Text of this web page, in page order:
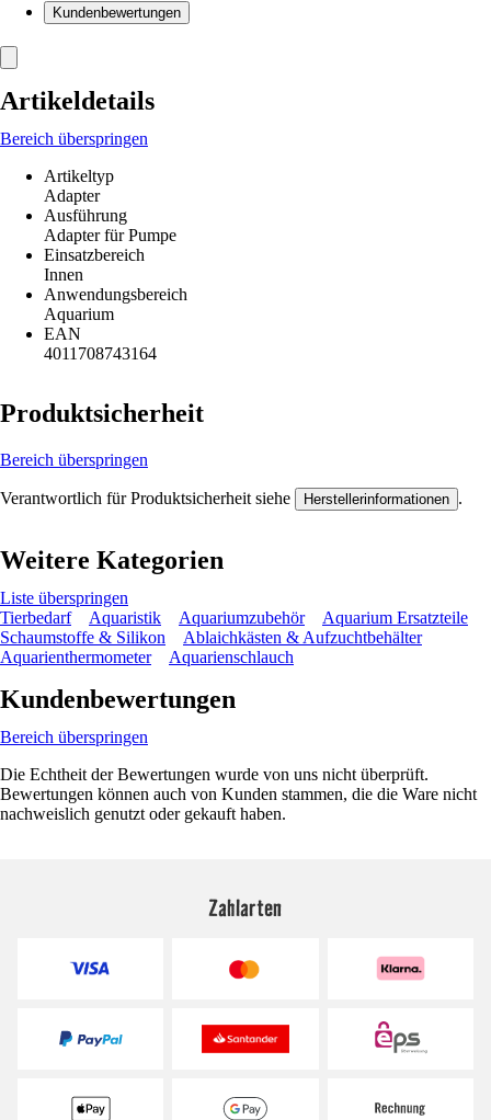
Kundenbewertungen
Artikeldetails
Bereich überspringen
Artikeltyp
Adapter
Ausführung
Adapter für Pumpe
Einsatzbereich
Innen
Anwendungsbereich
Aquarium
EAN
4011708743164
Produktsicherheit
Bereich überspringen
Verantwortlich für Produktsicherheit siehe Herstellerinformationen .
Weitere Kategorien
Liste überspringen
Tierbedarf
Aquaristik Aquariumzubehör
Aquarium Ersatzteile
Schaumstoffe & Silikon
Ablaichkästen & Aufzuchtbehälter
Aquarienthermometer
Aquarienschlauch
Kundenbewertungen
Bereich überspringen
Die Echtheit der Bewertungen wurde von uns nicht überprüft.
Bewertungen können auch von Kunden stammen, die die Ware nicht
nachweislich genutzt oder gekauft haben.
Zahlarten